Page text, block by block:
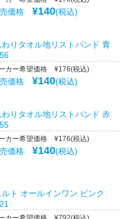
価格 ¥140(税込)
わりタオル地リストバンド 青
カー希望価格 ¥176(税込)
価格 ¥140(税込)
わりタオル地リストバンド 赤
カー希望価格 ¥176(税込)
価格 ¥140(税込)
ルト オールインワン ピンク